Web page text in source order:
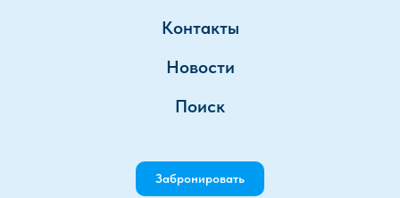
Контакты
Новости
Поиск
Забронировать